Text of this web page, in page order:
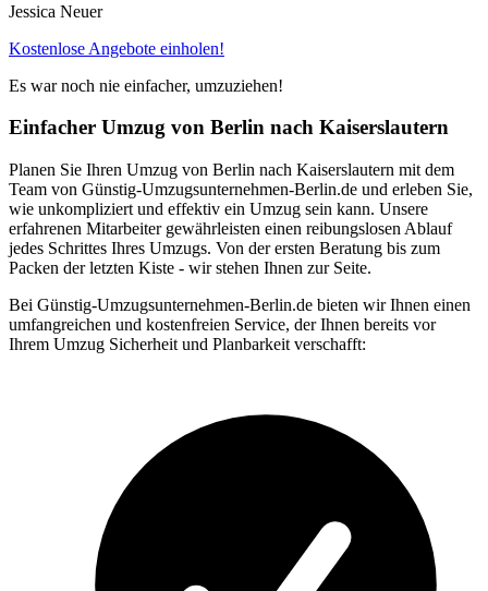
Jessica Neuer
Kostenlose Angebote einholen!
Es war noch nie einfacher, umzuziehen!
Einfacher Umzug von Berlin⁠ nach Kaiserslautern
Planen Sie Ihren Umzug von Berlin⁠ nach Kaiserslautern mit dem
Team von Günstig-Umzugsunternehmen-Berlin.de und erleben Sie,
wie unkompliziert und effektiv ein Umzug sein kann. Unsere
erfahrenen Mitarbeiter gewährleisten einen reibungslosen Ablauf
jedes Schrittes Ihres Umzugs. Von der ersten Beratung bis zum
Packen der letzten Kiste - wir stehen Ihnen zur Seite.
Bei Günstig-Umzugsunternehmen-Berlin.de bieten wir Ihnen einen
umfangreichen und kostenfreien Service, der Ihnen bereits vor
Ihrem Umzug Sicherheit und Planbarkeit verschafft: